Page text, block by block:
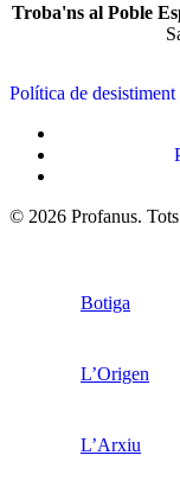
Troba'ns al Poble
Política de
© 2026 Profanus. Tots
Botiga
L’Origen
L’Arxiu